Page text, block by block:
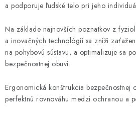
a podporuje ľudské telo pri jeho
Na základe najnovších poznatkov z
a inovačných technológií sa zníži
na pohybovú sústavu, a optimalizuje sa
bezpečnostnej obuvi.
Ergonomická konštrukcia bezpečnostnej
perfektnú rovnováhu medzi ochranou a